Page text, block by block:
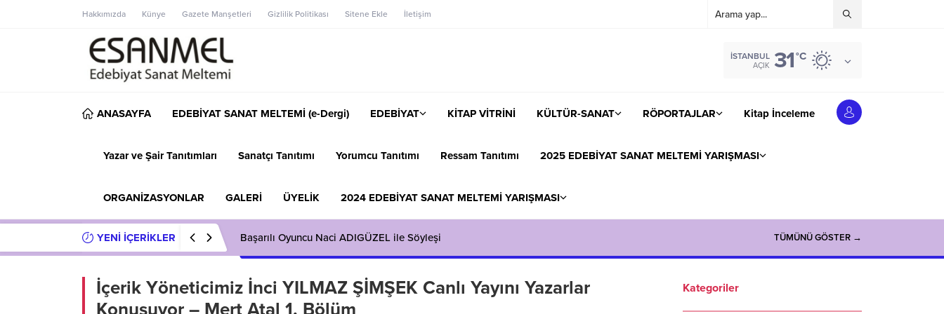
Hakkımızda Künye Gazete Manşetleri Gizlilik Politikası Sitene Ekle İletişim
İSTANBUL
AÇIK 31°C
ANASAYFA EDEBİYAT SANAT MELTEMİ (e-Dergi) EDEBİYAT KİTAP VİTRİNİ KÜLTÜR-SANAT RÖPORTAJLAR Kitap İnceleme
Yazar ve Şair Tanıtımları Sanatçı Tanıtımı Yorumcu Tanıtımı Ressam Tanıtımı 2025 EDEBİYAT SANAT MELTEMİ YARIŞMASI
ORGANİZASYONLAR GALERİ ÜYELİK 2024 EDEBİYAT SANAT MELTEMİ YARIŞMASI
YENİ İÇERİKLER Başarılı Oyuncu Naci ADIGÜZEL ile Söyleşi TÜMÜNÜ GÖSTER →
İçerik Yöneticimiz İnci YILMAZ ŞİMŞEK Canlı Yayını Yazarlar
Konuşuyor – Mert Atal 1. Bölüm
Kategoriler